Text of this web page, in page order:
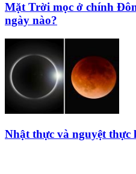
Mặt Trời mọc ở chính
ngày nào?
Nhật thực và nguyệt thực